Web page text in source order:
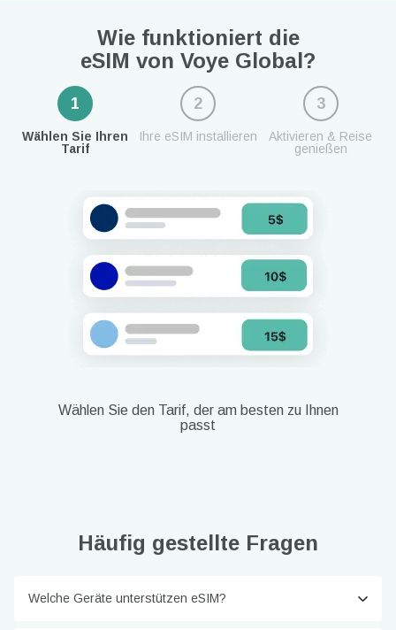
Wie funktioniert die
eSIM von Voye Global?
1
Wählen Sie Ihren
Tarif
2
Ihre eSIM installieren
3
Aktivieren & Reise
genießen
Wählen Sie den Tarif, der am besten zu Ihnen
passt
Häufig gestellte Fragen
Welche Geräte unterstützen eSIM?